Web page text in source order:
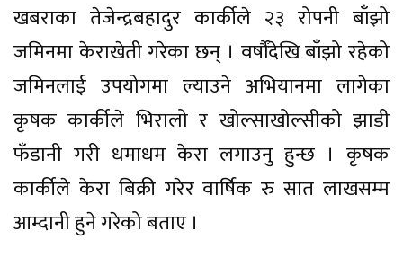
खबराका तेजेन्द्रबहादुर कार्कीले २३ रोपनी बाँझो
जमिनमा केराखेती गरेका छन् । वर्षौंदेखि बाँझो रहेको
जमिनलाई उपयोगमा ल्याउने अभियानमा लागेका
कृषक कार्कीले भिरालो र खोल्साखोल्सीको झाडी
फँडानी गरी धमाधम केरा लगाउनु हुन्छ । कृषक
कार्कीले केरा बिक्री गरेर वार्षिक रु सात लाखसम्म
आम्दानी हुने गरेको बताए ।